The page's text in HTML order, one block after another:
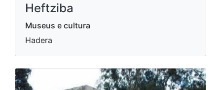
Heftziba
Museus e cultura
Hadera